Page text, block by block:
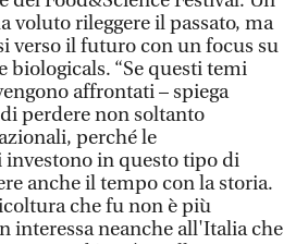
voluto rileggere il passato, ma
verso il futuro con un focus su
biologicals. “Se questi temi
affrontati – spiega
perdere non soltanto
perché le
in questo tipo di
anche il tempo con la storia.
che fu non è più
interessa neanche all'Italia che